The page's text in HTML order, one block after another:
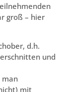
groß – hier
d.h.
und
man
mit